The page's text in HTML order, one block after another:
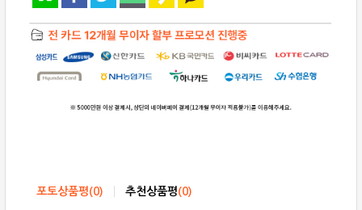
포토상품평(0) 추천상품평(0)